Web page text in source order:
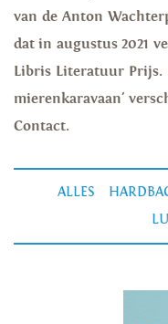
van de Anton
dat in augustus 2021
Libris Literatuur Prijs.
mierenkaravaan'
Contact.
ALLES